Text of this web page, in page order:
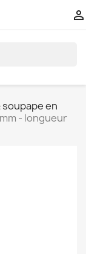

soupape en
- longueur